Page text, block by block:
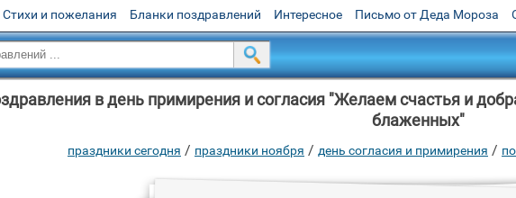
Стихи и пожелания Бланки поздравлений Интересное Письмо от Деда Мороза
в день примирения и согласия "Желаем счастья и
блаженных"
праздники сегодня / праздники ноября / день согласия и примирения /